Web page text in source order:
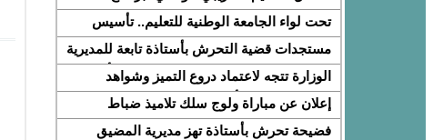
DigiSchool بشراكة مع شركة هواوي المغرب
تحت لواء الجامعة الوطنية للتعليم.. تأسيس
النقابة الوطنية للمتصرفين والمتصرفات بقطاع
التربية الوطنية SNASE وانتخاب مكتبها
الوطني
مستجدات قضية التحرش بأستاذة تابعة للمديرية
الإقليمية المضيق الفنيدق ولجنة تابعة للأكاديمية
الجهوية للتربية والتكوين بجهة طنجة تطوان
الحسيمة، تحل بذات المديرية الإقليمية
الوزارة تتجه لاعتماد دروع التميز وشواهد
تقديرية لتثمين الأداء التربوي بمؤسسات الريادة
إعلان عن مباراة ولوج سلك تلاميذ ضباط
المدرسة الملكية الجوية لسنة 2026
فضيحة تحرش بأستاذة تهز مديرية المضيق